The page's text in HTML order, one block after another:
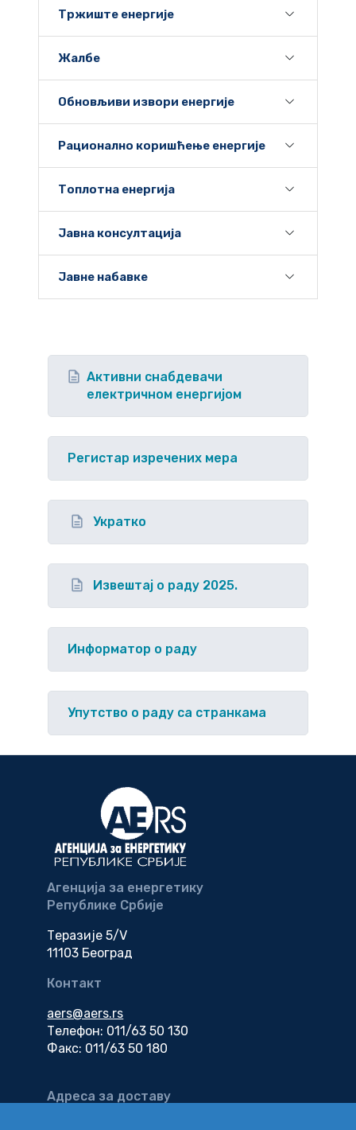
Тржиште енергије
Жалбе
Обновљиви извори енергије
Рационално коришћење енергије
Топлотна енергија
Јавна консултација
Јавне набавке
Активни снабдевачи
електричном енергијом
Регистар изречених мера
Укратко
Извештај о раду 2025.
Информатор о раду
Упутство o раду са странкама
Агенција за енергетику
Републике Србије
Теразије 5/V
11103 Београд
Контакт
aers@aers.rs
Телефон: 011/63 50 130
Факс: 011/63 50 180
Адреса за доставу